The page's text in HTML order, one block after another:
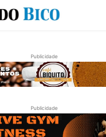
Publicidade
Publicidade